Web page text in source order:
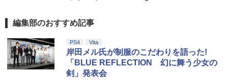
編集部のおすすめ記事
PS4 Vita
岸田メル氏が制服のこだわりを語った!
「BLUE REFLECTION 幻に舞う少女の
剣」発表会